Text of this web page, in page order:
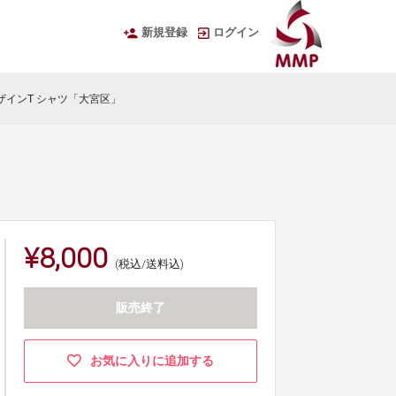
新規登録 ログイン
ンT シャツ「大宮区」
¥8,000 (税込/送料込)
販売終了
お気に入りに追加する